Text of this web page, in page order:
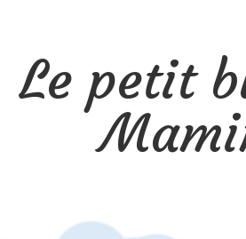
Le petit